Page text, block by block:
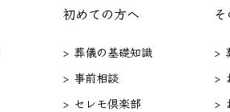
初めての方へ
> 葬儀の基礎知識
> 事前相談
> セレモ倶楽部
>
>
>